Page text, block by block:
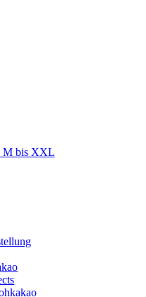
M bis XXL